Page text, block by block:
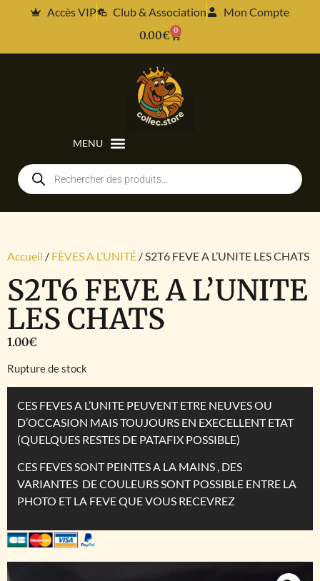
Accès VIP Club & Association
Mon Compte
0.00€ 0
Accueil / FÈVES A L’UNITÉ / S2T6 FEVE A L’UNITE LES CHATS
S2T6 FEVE A L’UNITE
LES CHATS
1.00€
Rupture de stock
CES FEVES A L’UNITE PEUVENT ETRE NEUVES OU
D’OCCASION MAIS TOUJOURS EN EXECELLENT ETAT
(QUELQUES RESTES DE PATAFIX POSSIBLE)
CES FEVES SONT PEINTES A LA MAINS , DES
VARIANTES DE COULEURS SONT POSSIBLE ENTRE LA
PHOTO ET LA FEVE QUE VOUS RECEVREZ